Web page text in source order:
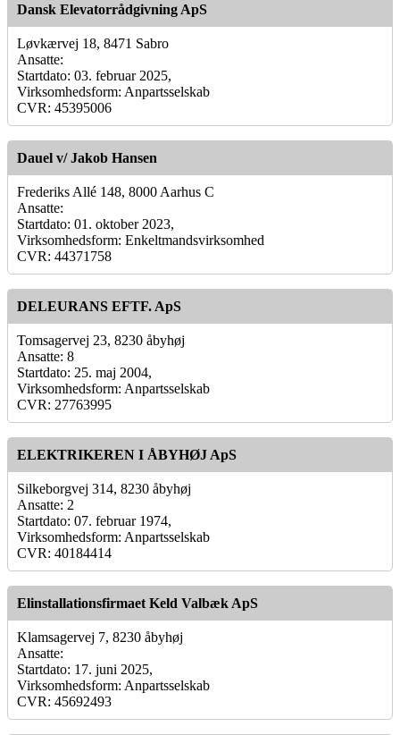
Dansk Elevatorrådgivning ApS
Løvkærvej 18, 8471 Sabro
Ansatte:
Startdato: 03. februar 2025,
Virksomhedsform: Anpartsselskab
CVR: 45395006
Dauel v/ Jakob Hansen
Frederiks Allé 148, 8000 Aarhus C
Ansatte:
Startdato: 01. oktober 2023,
Virksomhedsform: Enkeltmandsvirksomhed
CVR: 44371758
DELEURANS EFTF. ApS
Tomsagervej 23, 8230 åbyhøj
Ansatte: 8
Startdato: 25. maj 2004,
Virksomhedsform: Anpartsselskab
CVR: 27763995
ELEKTRIKEREN I ÅBYHØJ ApS
Silkeborgvej 314, 8230 åbyhøj
Ansatte: 2
Startdato: 07. februar 1974,
Virksomhedsform: Anpartsselskab
CVR: 40184414
Elinstallationsfirmaet Keld Valbæk ApS
Klamsagervej 7, 8230 åbyhøj
Ansatte:
Startdato: 17. juni 2025,
Virksomhedsform: Anpartsselskab
CVR: 45692493